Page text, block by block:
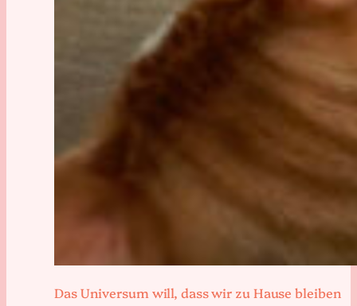
Das Universum will, dass wir zu Hause bleiben